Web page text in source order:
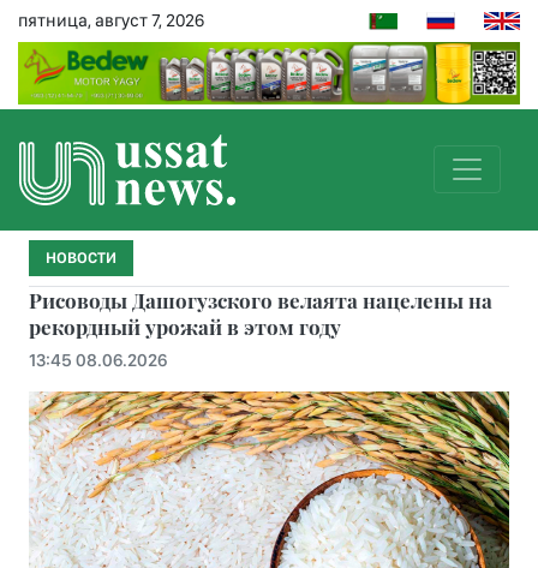
пятница, август 7, 2026
НОВОСТИ
Рисоводы Дашогузского велаята нацелены на
рекордный урожай в этом году
13:45 08.06.2026